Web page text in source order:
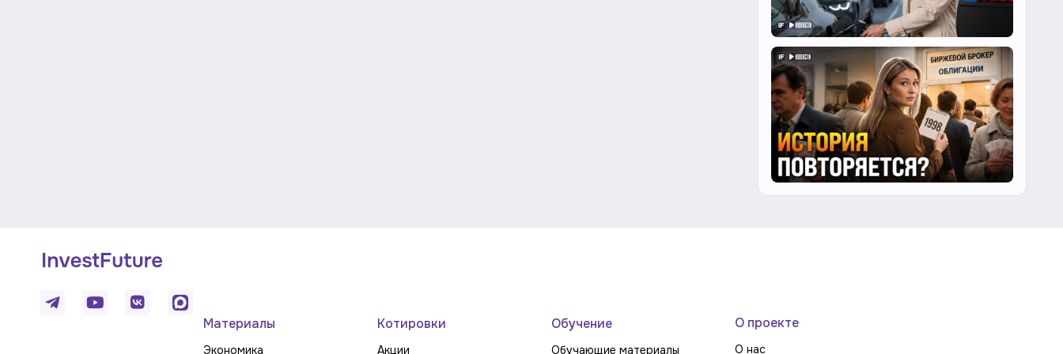
Материалы
Экономика
Котировки
Акции
Обучение
Обучающие материалы
О проекте
О нас